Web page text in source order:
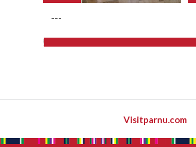
---
Visitparnu.com